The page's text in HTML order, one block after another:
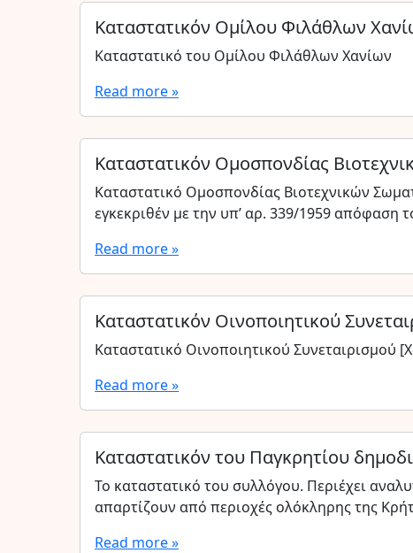
Καταστατικόν Ομίλου Φιλάθλων
Καταστατικό του Ομίλου Φιλάθλων Χανίων
Read more »
Καταστατικόν Ομοσπονδίας
Καταστατικό Ομοσπονδίας Βιοτεχνικών
εγκεκριθέν με την υπ’ αρ. 339/1959 απόφαση
Read more »
Καταστατικόν Οινοποιητικού
Καταστατικό Οινοποιητικού Συνεταιρισμού
Read more »
Καταστατικόν του Παγκρητίου
Το καταστατικό του συλλόγου. Περιέχει
απαρτίζουν από περιοχές ολόκληρης της
Read more »